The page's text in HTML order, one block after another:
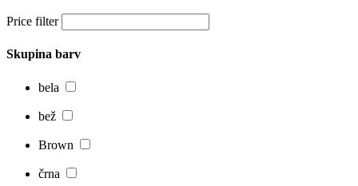
Price filter
Skupina barv
bela
bež
Brown
črna